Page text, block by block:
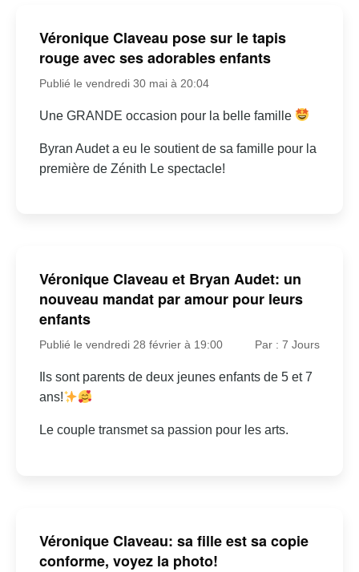
Véronique Claveau pose sur le tapis
rouge avec ses adorables enfants
Publié le vendredi 30 mai à 20:04
Une GRANDE occasion pour la belle famille
Byran Audet a eu le soutient de sa famille pour la
première de Zénith Le spectacle!
Véronique Claveau et Bryan Audet: un
nouveau mandat par amour pour leurs
enfants
Publié le vendredi 28 février à 19:00 Par : 7 Jours
Ils sont parents de deux jeunes enfants de 5 et 7
ans!
Le couple transmet sa passion pour les arts.
Véronique Claveau: sa fille est sa copie
conforme, voyez la photo!